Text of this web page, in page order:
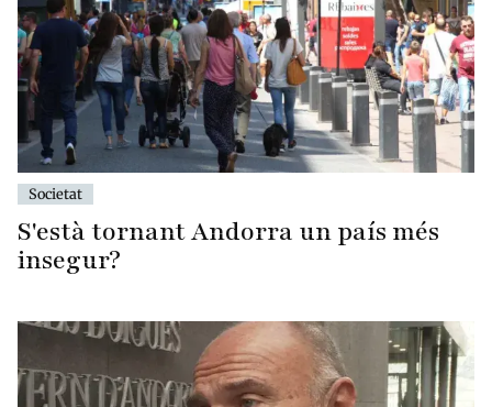
Societat
S'està tornant Andorra un país més
insegur?